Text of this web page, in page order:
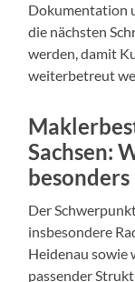
Dokumentation
die nächsten
werden, damit
weiterbetreut
Sachsen:
Der
insbesondere
Heidenau sowie
passender